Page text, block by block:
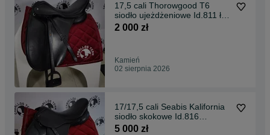
17,5 cali Thorowgood T6
siodło ujeżdżeniowe Id.811 łęk
32/33
2 000 zł
Kamień
02 sierpnia 2026
17/17,5 cali Seabis Kalifornia
siodło skokowe Id.816
skórzane
5 000 zł